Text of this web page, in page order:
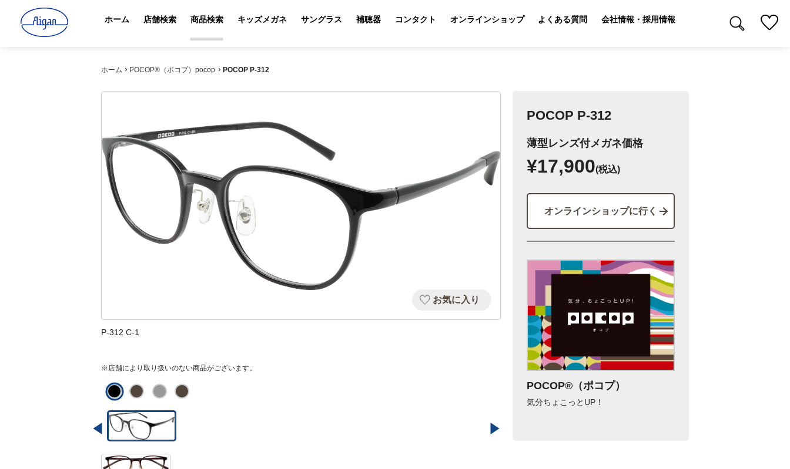
ホーム 店舗検索 商品検索 キッズメガネ サングラス 補聴器 コンタクト オンラインショップ よくある質問 会社情報・採用情報
ホーム POCOP®（ポコプ）pocop POCOP P-312
お気に入り
P-312 C-1
※店舗により取り扱いのない商品がございます。
POCOP P-312
薄型レンズ付メガネ価格
¥17,900(税込)
オンラインショップに行く
POCOP®（ポコプ）
気分ちょこっとUP！